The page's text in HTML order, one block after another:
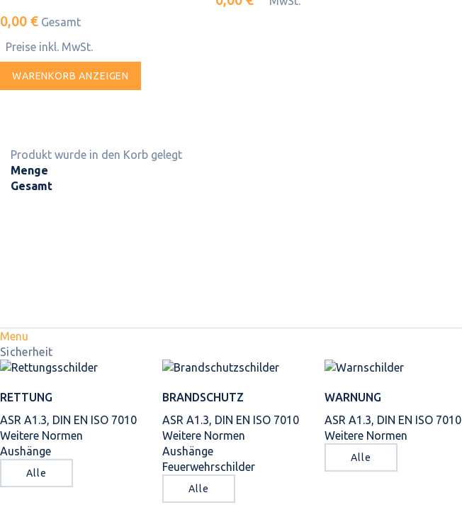
0,00 € Gesamt
Preise inkl. MwSt.
WARENKORB ANZEIGEN
Produkt wurde in den Korb gelegt
Menge
Gesamt
Menu
Sicherheit
RETTUNG
ASR A1.3, DIN EN ISO 7010
Weitere Normen
Aushänge
Alle
BRANDSCHUTZ
ASR A1.3, DIN EN ISO 7010
Weitere Normen
Aushänge
Feuerwehrschilder
Alle
WARNUNG
ASR A1.3, DIN EN ISO 7010
Weitere Normen
Alle